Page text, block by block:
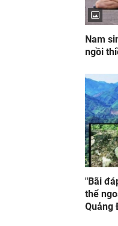
Nam
ngồi
"Bãi
thể
Quảng